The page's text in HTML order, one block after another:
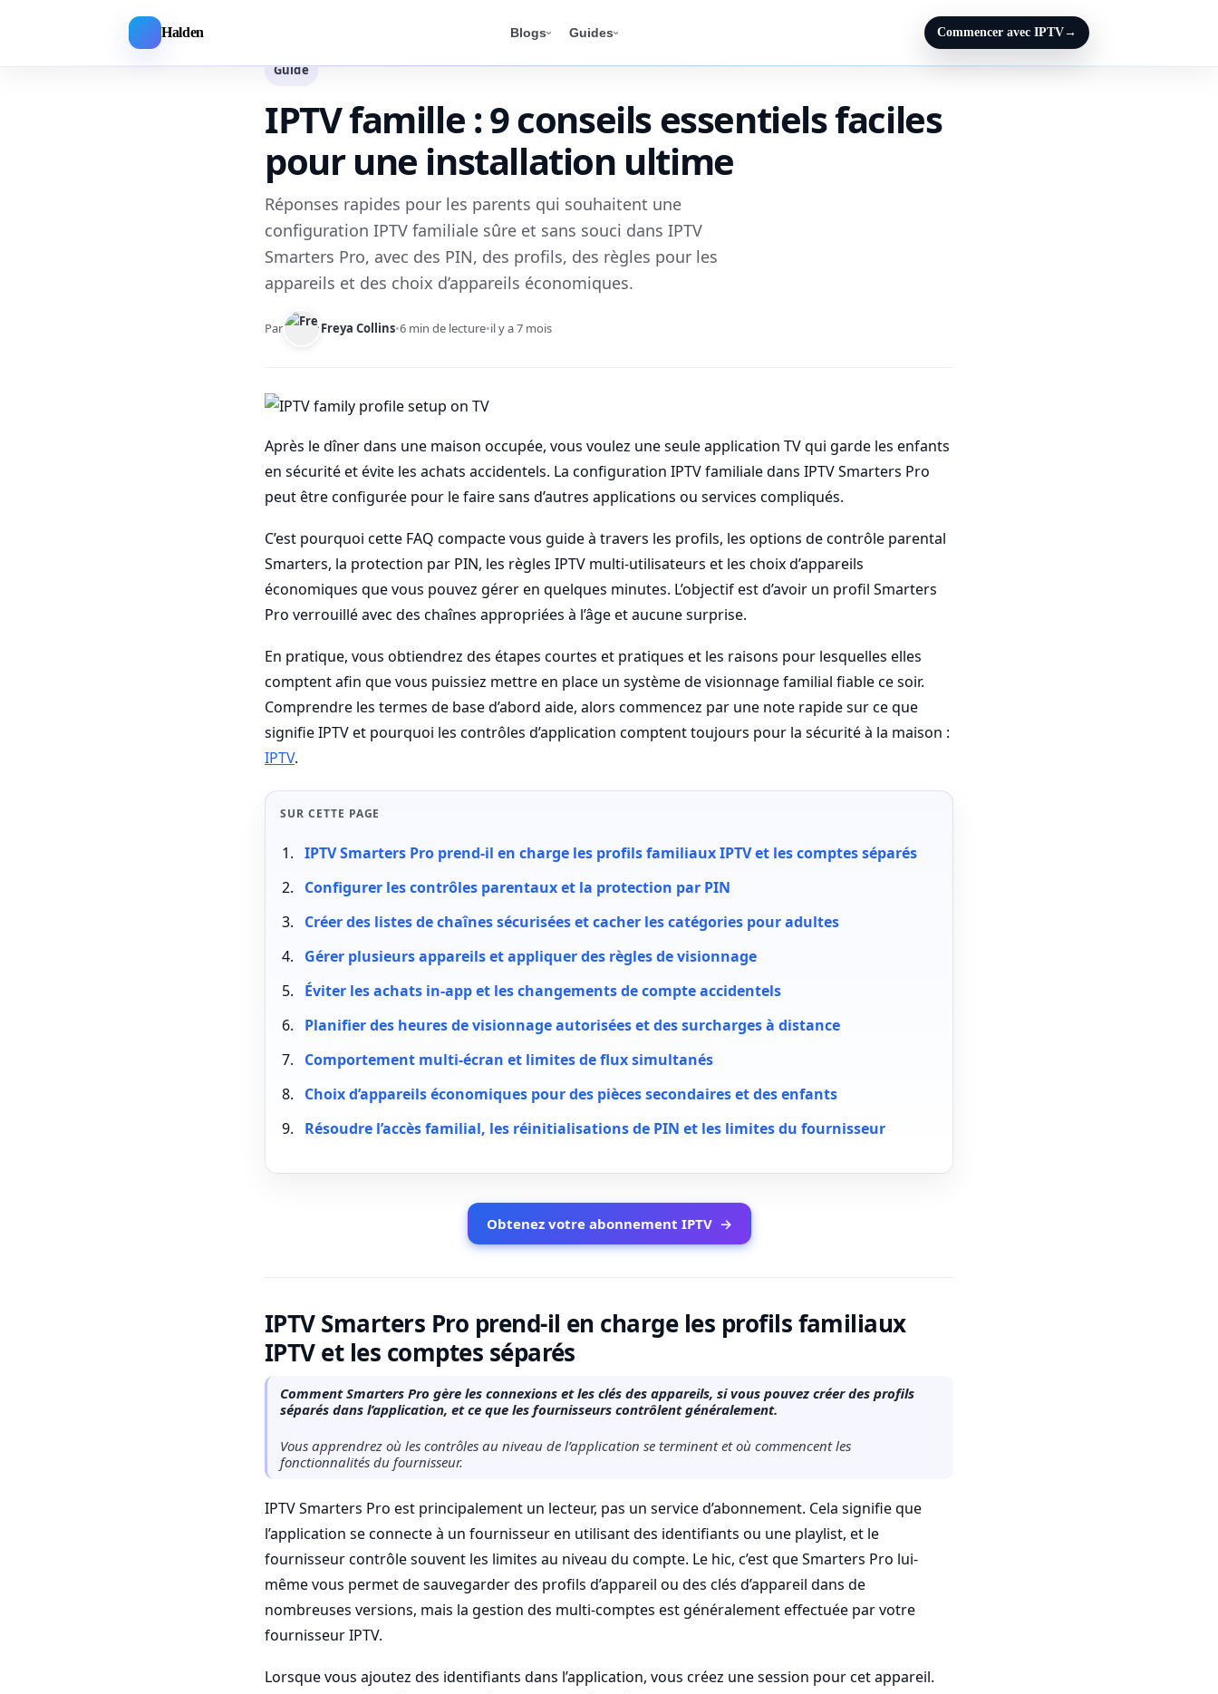
Halden Blogs Guides Commencer avec IPTV→
Guide
IPTV famille : 9 conseils essentiels faciles
pour une installation ultime
Réponses rapides pour les parents qui souhaitent une
configuration IPTV familiale sûre et sans souci dans IPTV
Smarters Pro, avec des PIN, des profils, des règles pour les
appareils et des choix d’appareils économiques.
Par Freya Collins•6 min de lecture•il y a 7 mois
Après le dîner dans une maison occupée, vous voulez une seule application TV qui garde les enfants
en sécurité et évite les achats accidentels. La configuration IPTV familiale dans IPTV Smarters Pro
peut être configurée pour le faire sans d’autres applications ou services compliqués.
C’est pourquoi cette FAQ compacte vous guide à travers les profils, les options de contrôle parental
Smarters, la protection par PIN, les règles IPTV multi-utilisateurs et les choix d’appareils
économiques que vous pouvez gérer en quelques minutes. L’objectif est d’avoir un profil Smarters
Pro verrouillé avec des chaînes appropriées à l’âge et aucune surprise.
En pratique, vous obtiendrez des étapes courtes et pratiques et les raisons pour lesquelles elles
comptent afin que vous puissiez mettre en place un système de visionnage familial fiable ce soir.
Comprendre les termes de base d’abord aide, alors commencez par une note rapide sur ce que
signifie IPTV et pourquoi les contrôles d’application comptent toujours pour la sécurité à la maison :
IPTV.
SUR CETTE PAGE
IPTV Smarters Pro prend-il en charge les profils familiaux IPTV et les comptes séparés
Configurer les contrôles parentaux et la protection par PIN
Créer des listes de chaînes sécurisées et cacher les catégories pour adultes
Gérer plusieurs appareils et appliquer des règles de visionnage
Éviter les achats in-app et les changements de compte accidentels
Planifier des heures de visionnage autorisées et des surcharges à distance
Comportement multi-écran et limites de flux simultanés
Choix d’appareils économiques pour des pièces secondaires et des enfants
Résoudre l’accès familial, les réinitialisations de PIN et les limites du fournisseur
Obtenez votre abonnement IPTV →
IPTV Smarters Pro prend-il en charge les profils familiaux
IPTV et les comptes séparés
Comment Smarters Pro gère les connexions et les clés des appareils, si vous pouvez créer des profils
séparés dans l’application, et ce que les fournisseurs contrôlent généralement.
Vous apprendrez où les contrôles au niveau de l’application se terminent et où commencent les
fonctionnalités du fournisseur.
IPTV Smarters Pro est principalement un lecteur, pas un service d’abonnement. Cela signifie que
l’application se connecte à un fournisseur en utilisant des identifiants ou une playlist, et le
fournisseur contrôle souvent les limites au niveau du compte. Le hic, c’est que Smarters Pro lui-
même vous permet de sauvegarder des profils d’appareil ou des clés d’appareil dans de
nombreuses versions, mais la gestion des multi-comptes est généralement effectuée par votre
fournisseur IPTV.
Lorsque vous ajoutez des identifiants dans l’application, vous créez une session pour cet appareil.